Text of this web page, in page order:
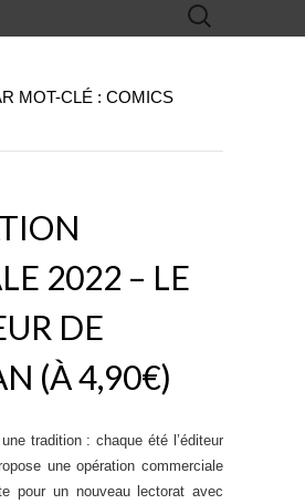
Rechercher :
MOT-CLÉ : COMICS
2022 – LE
DE
(À 4,90€)
tradition : chaque été l’éditeur
une opération commerciale
pour un nouveau lectorat avec